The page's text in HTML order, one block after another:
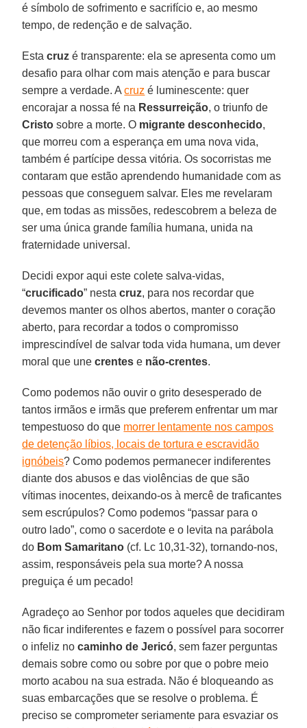
é símbolo de sofrimento e sacrifício e, ao mesmo
tempo, de redenção e de salvação.
Estacruz é transparente: ela se apresenta como um
desafio para olhar com mais atenção e para buscar
sempre a verdade. Acruz é luminescente: quer
encorajar a nossa fé na Ressurreição, o triunfo de
Cristo sobre a morte. O migrante desconhecido,
que morreu com a esperança em uma nova vida,
também é partícipe dessa vitória. Os socorristas me
contaram que estão aprendendo humanidade com as
pessoas que conseguem salvar. Eles me revelaram
que, em todas as missões, redescobrem a beleza de
ser uma única grande família humana, unida na
fraternidade universal.
Decidi expor aqui este colete salva-vidas,
“crucificado” nestacruz, para nos recordar que
devemos manter os olhos abertos, manter o coração
aberto, para recordar a todos o compromisso
imprescindível de salvar toda vida humana, um dever
moral que unecrentes e não-crentes.
Como podemos não ouvir o grito desesperado de
tantos irmãos e irmãs que preferem enfrentar um mar
tempestuoso do que morrer lentamente nos campos
de detenção líbios, locais de tortura e escravidão
ignóbeis? Como podemos permanecer indiferentes
diante dos abusos e das violências de que são
vítimas inocentes, deixando-os à mercê de traficantes
sem escrúpulos? Como podemos “passar para o
outro lado”, como o sacerdote e o levita na parábola
do Bom Samaritano (cf. Lc 10,31-32), tornando-nos,
assim, responsáveis pela sua morte? A nossa
preguiça é um pecado!
Agradeço ao Senhor por todos aqueles que decidiram
não ficar indiferentes e fazem o possível para socorrer
o infeliz nocaminho de Jericó, sem fazer perguntas
demais sobre como ou sobre por que o pobre meio
morto acabou na sua estrada. Não é bloqueando as
suas embarcações que se resolve o problema. É
preciso se comprometer seriamente para esvaziar os